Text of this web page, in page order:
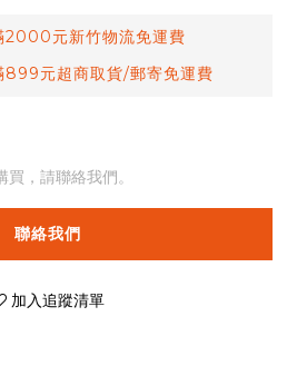
2000元新竹物流免運費
899元超商取貨/郵寄免運費
買，請聯絡我們。
聯絡我們
加入追蹤清單